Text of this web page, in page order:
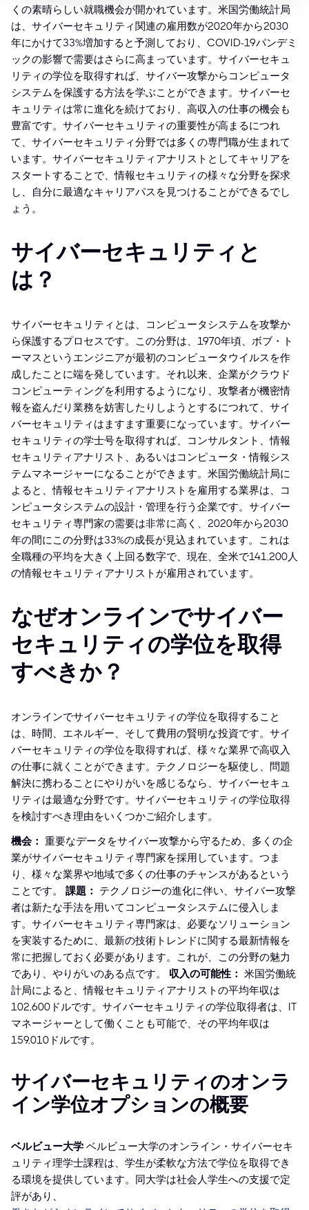
くの素晴らしい就職機会が開かれています。米国労働統計局
は、サイバーセキュリティ関連の雇用数が2020年から2030
年にかけて33%増加すると予測しており、COVID-19パンデミ
ックの影響で需要はさらに高まっています。サイバーセキュ
リティの学位を取得すれば、サイバー攻撃からコンピュータ
システムを保護する方法を学ぶことができます。サイバーセ
キュリティは常に進化を続けており、高収入の仕事の機会も
豊富です。サイバーセキュリティの重要性が高まるにつれ
て、サイバーセキュリティ分野では多くの専門職が生まれて
います。サイバーセキュリティアナリストとしてキャリアを
スタートすることで、情報セキュリティの様々な分野を探求
し、自分に最適なキャリアパスを見つけることができるでし
ょう。
サイバーセキュリティと
は？
サイバーセキュリティとは、コンピュータシステムを攻撃か
ら保護するプロセスです。この分野は、1970年頃、ボブ・ト
ーマスというエンジニアが最初のコンピュータウイルスを作
成したことに端を発しています。それ以来、企業がクラウド
コンピューティングを利用するようになり、攻撃者が機密情
報を盗んだり業務を妨害したりしようとするにつれて、サイ
バーセキュリティはますます重要になっています。サイバー
セキュリティの学士号を取得すれば、コンサルタント、情報
セキュリティアナリスト、あるいはコンピュータ・情報シス
テムマネージャーになることができます。米国労働統計局に
よると、情報セキュリティアナリストを雇用する業界は、コ
ンピュータシステムの設計・管理を行う企業です。サイバー
セキュリティ専門家の需要は非常に高く、2020年から2030
年の間にこの分野は33%の成長が見込まれています。これは
全職種の平均を大きく上回る数字で、現在、全米で141,200人
の情報セキュリティアナリストが雇用されています。
なぜオンラインでサイバー
セキュリティの学位を取得
すべきか？
オンラインでサイバーセキュリティの学位を取得すること
は、時間、エネルギー、そして費用の賢明な投資です。サイ
バーセキュリティの学位を取得すれば、様々な業界で高収入
の仕事に就くことができます。テクノロジーを駆使し、問題
解決に携わることにやりがいを感じるなら、サイバーセキュ
リティは最適な分野です。サイバーセキュリティの学位取得
を検討すべき理由をいくつかご紹介します。
機会： 重要なデータをサイバー攻撃から守るため、多くの企
業がサイバーセキュリティ専門家を採用しています。つま
り、様々な業界や地域で多くの仕事のチャンスがあるという
ことです。 課題：
テクノロジーの進化に伴い、サイバー攻撃
者は新たな手法を用いてコンピュータシステムに侵入しま
す。サイバーセキュリティ専門家は、必要なソリューション
を実装するために、最新の技術トレンドに関する最新情報を
常に把握しておく必要があります。これが、この分野の魅力
であり、やりがいのある点です。 収入の可能性： 米国労働統
計局によると、情報セキュリティアナリストの平均年収は
102,600ドルです。サイバーセキュリティの学位取得者は、IT
マネージャーとして働くことも可能で、その平均年収は
159,010ドルです。
サイバーセキュリティのオンラ
イン学位オプションの概要
ベルビュー大学 ベルビュー大学のオンライン・サイバーセキ
ュリティ理学士課程は、学生が柔軟な方法で学位を取得でき
る環境を提供しています。同大学は社会人学生への支援で定
評があり、